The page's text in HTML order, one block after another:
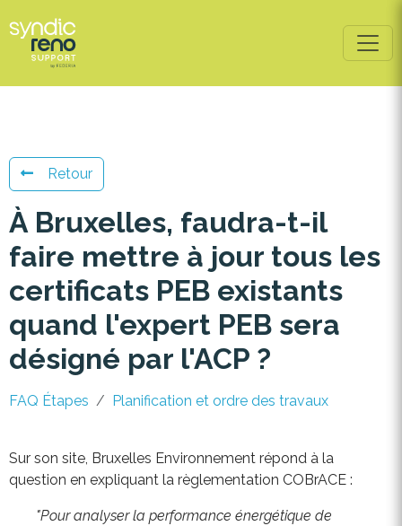
Retour
À Bruxelles, faudra-t-il
faire mettre à jour tous les
certificats PEB existants
quand l'expert PEB sera
désigné par l'ACP ?
FAQ Étapes Planification et ordre des travaux
Sur son site, Bruxelles Environnement répond à la
question en expliquant la règlementation COBrACE :
"Pour analyser la performance énergétique de